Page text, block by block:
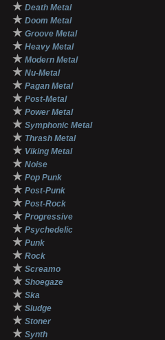
★ Death Metal
★ Doom Metal
★ Groove Metal
★ Heavy Metal
★ Modern Metal
★ Nu-Metal
★ Pagan Metal
★ Post-Metal
★ Power Metal
★ Symphonic Metal
★ Thrash Metal
★ Viking Metal
★ Noise
★ Pop Punk
★ Post-Punk
★ Post-Rock
★ Progressive
★ Psychedelic
★ Punk
★ Rock
★ Screamo
★ Shoegaze
★ Ska
★ Sludge
★ Stoner
★ Synth